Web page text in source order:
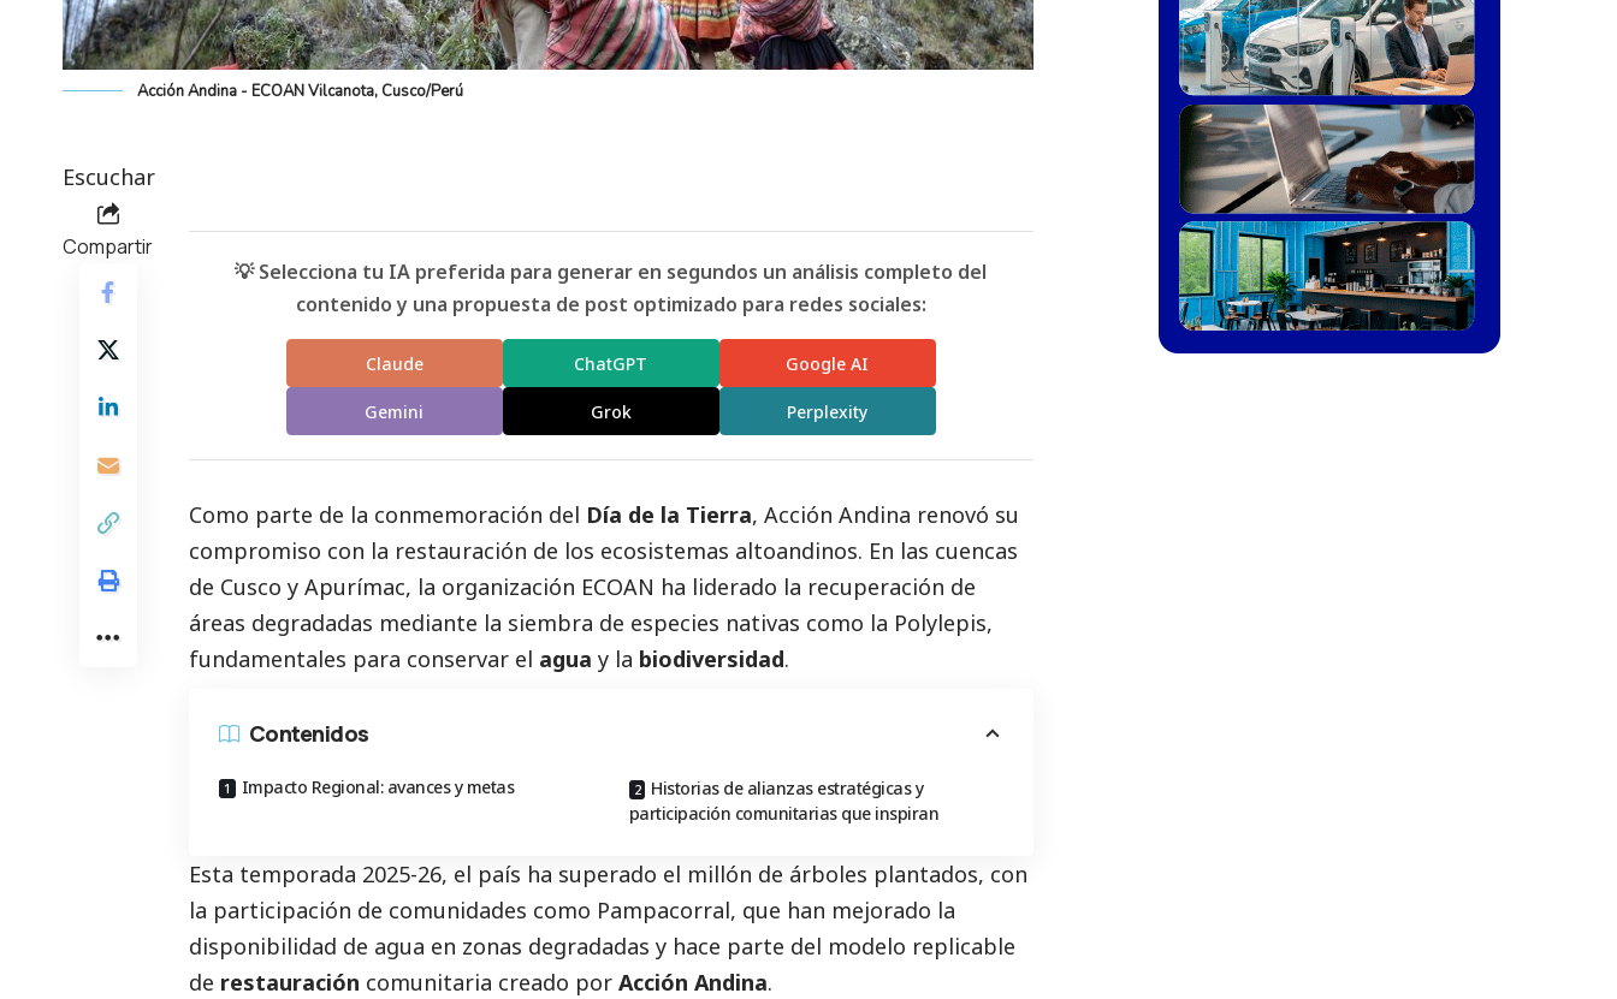
Acción Andina - ECOAN Vilcanota, Cusco/Perú
Escuchar
Compartir
💡 Selecciona tu IA preferida para generar en segundos un análisis completo del
contenido y una propuesta de post optimizado para redes sociales:
Claude ChatGPT Google AI
Gemini Grok Perplexity
Como parte de la conmemoración del Día de la Tierra, Acción Andina renovó su
compromiso con la restauración de los ecosistemas altoandinos. En las cuencas
de Cusco y Apurímac, la organización ECOAN ha liderado la recuperación de
áreas degradadas mediante la siembra de especies nativas como la Polylepis,
fundamentales para conservar el agua y la biodiversidad.
Contenidos
Impacto Regional: avances y metas
Historias de alianzas estratégicas y
participación comunitarias que inspiran
Esta temporada 2025-26, el país ha superado el millón de árboles plantados, con
la participación de comunidades como Pampacorral, que han mejorado la
disponibilidad de agua en zonas degradadas y hace parte del modelo replicable
de restauración comunitaria creado por Acción Andina.